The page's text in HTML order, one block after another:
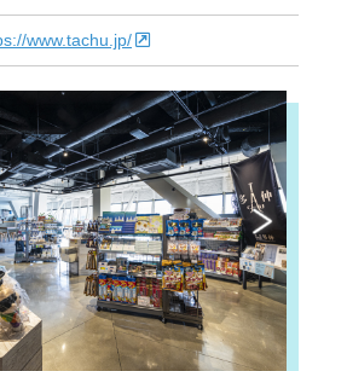
www.tachu.jp/